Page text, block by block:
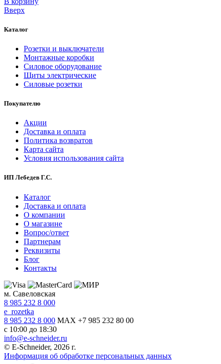
Вверх
Каталог
Розетки и выключатели
Монтажные коробки
Силовое оборудование
Щиты электрические
Силовые розетки
Покупателю
Акции
Доставка и оплата
Политика возвратов
Карта сайта
Условия использования сайта
ИП Лебедев Г.С.
Каталог
Доставка и оплата
О компании
О магазине
Вопрос/ответ
Партнерам
Реквизиты
Блог
Контакты
м. Савеловская
8 985 232 8 000
e_rozetka
8 985 232 8 000 MAX +7 985 232 80 00
с 10:00 до 18:30
info@e-schneider.ru
© E-Schneider, 2026 г.
Информация об обработке персональных данных